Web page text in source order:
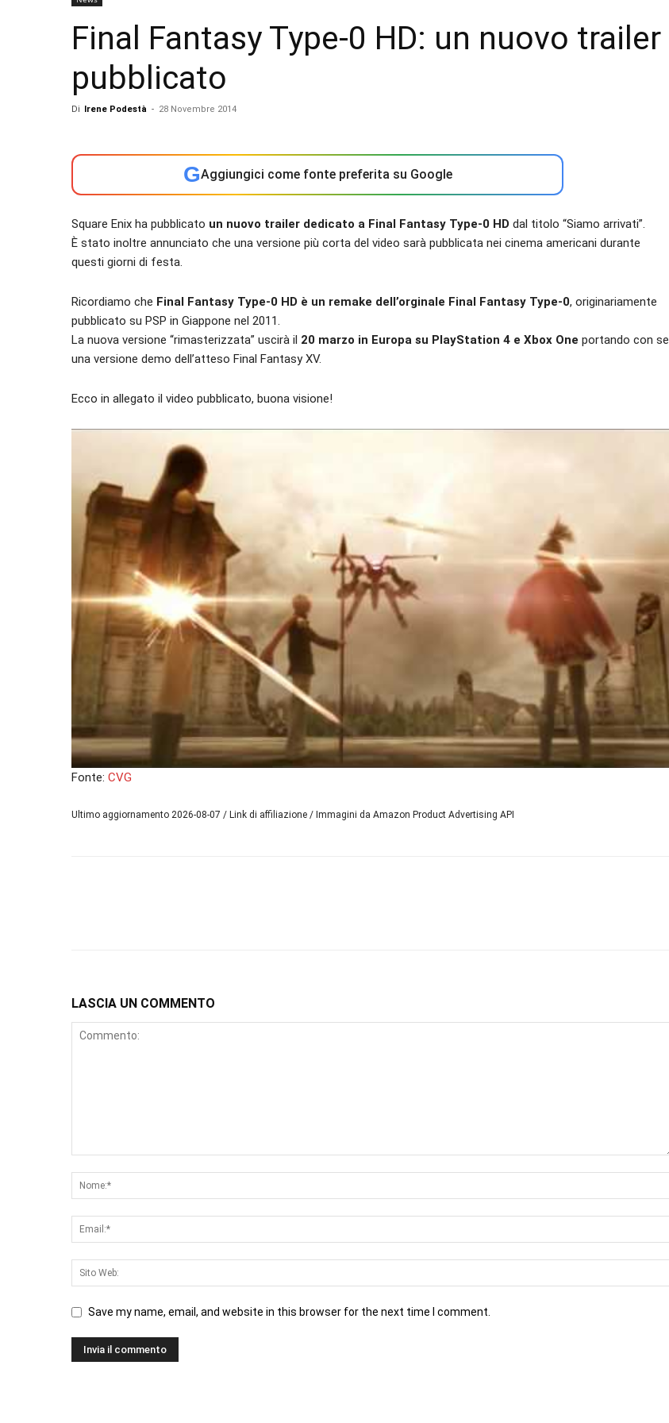
Final Fantasy Type-0 HD: un nuovo trailer
pubblicato
Di Irene Podestà - 28 Novembre 2014
GAggiungici come fonte preferita su Google
Square Enix ha pubblicato un nuovo trailer dedicato a Final Fantasy Type-0 HD dal titolo “Siamo arrivati”.
È stato inoltre annunciato che una versione più corta del video sarà pubblicata nei cinema americani durante
questi giorni di festa.
Ricordiamo che Final Fantasy Type-0 HD è un remake dell’orginale Final Fantasy Type-0, originariamente
pubblicato su PSP in Giappone nel 2011.
La nuova versione “rimasterizzata” uscirà il 20 marzo in Europa su PlayStation 4 e Xbox One portando con se
una versione demo dell’atteso Final Fantasy XV.
Ecco in allegato il video pubblicato, buona visione!
Fonte: CVG
Ultimo aggiornamento 2026-08-07 / Link di affiliazione / Immagini da Amazon Product Advertising API
LASCIA UN COMMENTO
Save my name, email, and website in this browser for the next time I comment.